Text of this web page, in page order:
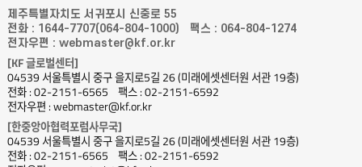
제주특별자치도 서귀포시 신중로 55
전화 : 1644-7707(064-804-1000)
팩스 : 064-804-1274
전자우편 : webmaster@kf.or.kr
[KF 글로벌센터]
04539 서울특별시 중구 을지로5길 26 (미래에셋센터원 서관 19층)
전화 : 02-2151-6565
팩스 : 02-2151-6592
전자우편 : webmaster@kf.or.kr
[한중앙아협력포럼사무국]
04539 서울특별시 중구 을지로5길 26 (미래에셋센터원 서관 19층)
전화 : 02-2151-6565
팩스 : 02-2151-6592